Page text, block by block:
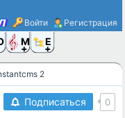
Войти Регистрация
Ещё
2
Подписаться 0